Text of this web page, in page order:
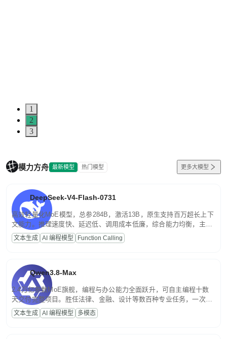
1
2
3
模力方舟 最新模型 热门模型 更多大模型
DeepSeek-V4-Flash-0731
高效轻量化MoE模型，总参284B，激活13B，原生支持百万超长上下
文能力。推理速度快、延迟低、调用成本低廉，综合能力均衡，主打
高并发、轻量化任务，适合日常对话、内容创作、基础 RAG、批量
文案处理等普惠刚需场景。
文本生成 AI 编程模型 Function Calling
Qwen3.8-Max
2.4万亿参数MoE旗舰，编程与办公能力全面跃升，可自主编程十数
天交付完整项目。胜任法律、金融、设计等数百种专业任务，一次对
话端到端交付生产级成果。原生视觉理解贯穿规划、执行与验证全流
程，支持超长文档与长视频的深度语义解析。长程任务中自主规划与
文本生成 AI 编程模型 多模态